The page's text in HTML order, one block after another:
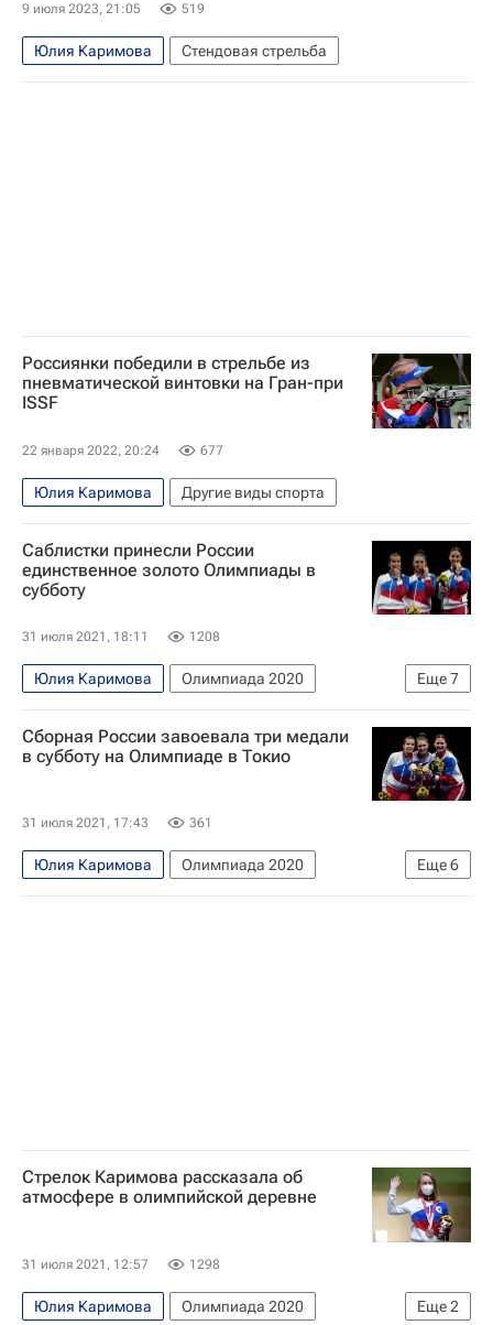
9 июля 2023, 21:05 519
Юлия Каримова Стендовая стрельба
Россиянки победили в стрельбе из
пневматической винтовки на Гран-при
ISSF
22 января 2022, 20:24 677
Юлия Каримова Другие виды спорта
Саблистки принесли России
единственное золото Олимпиады в
субботу
31 июля 2021, 18:11 1208
Еще7
Юлия Каримова
Олимпиада 2020
Олимпийские игры
Спорт
Токио
Софья Великая
София Позднякова
Сборная России завоевала три медали
в субботу на Олимпиаде в Токио
31 июля 2021, 17:43 361
Еще6
Юлия Каримова
Олимпиада 2020
Олимпийские игры
Софья Великая
Стрелок Каримова рассказала об
атмосфере в олимпийской деревне
31 июля 2021, 12:57 1298
Еще2
Юлия Каримова
Олимпиада 2020